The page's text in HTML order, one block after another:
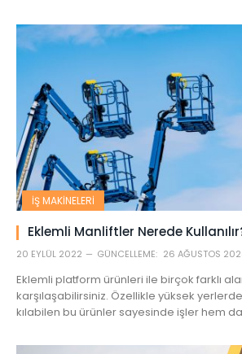
İŞ MAKINELERI
Eklemli Manliftler Nerede
20 EYLÜL 2022 GÜNCELLEME: 26 AĞUSTOS
Eklemli platform ürünleri ile birçok farklı
karşılaşabilirsiniz. Özellikle yüksek
kılabilen bu ürünler sayesinde işler hem